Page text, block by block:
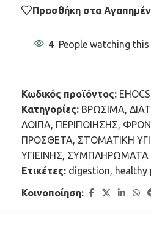
Προσθήκη στα
4 People watching
Κωδικός προϊόντος:
Κατηγορίες: ΒΡΩΣΙΜΑ,
ΛΟΙΠΑ, ΠΕΡΙΠΟΙΗΣΗΣ,
ΠΡΟΣΘΕΤΑ, ΣΤΟΜΑΤΙΚΗ
ΥΓΙΕΙΝΗΣ, ΣΥΜΠΛΗΡΩΜΑΤΑ
Ετικέτες: digestion, healthy
Κοινοποίηση: